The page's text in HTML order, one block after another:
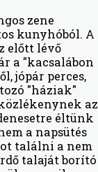
zene
kunyhóból. A
előtt lévő
a "kacsalábon
jópár perces,
"háziak"
az
éltünk
a napsütés
találni a nem
talaját borító